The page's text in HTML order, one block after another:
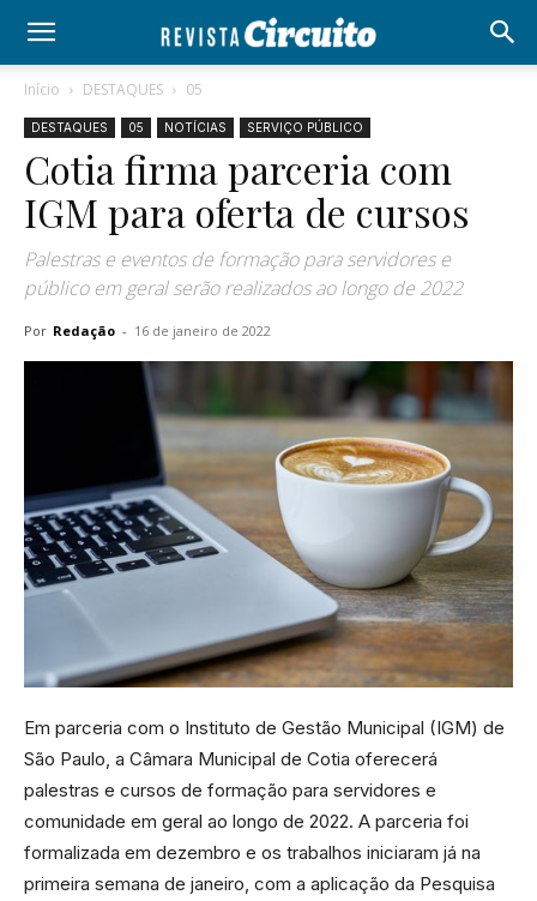
Início DESTAQUES 05
DESTAQUES 05 NOTÍCIAS SERVIÇO PÚBLICO
Cotia firma parceria com
IGM para oferta de cursos
Palestras e eventos de formação para servidores e
público em geral serão realizados ao longo de 2022
Por Redação - 16 de janeiro de 2022
Em parceria com o Instituto de Gestão Municipal (IGM) de
São Paulo, a Câmara Municipal de Cotia oferecerá
palestras e cursos de formação para servidores e
comunidade em geral ao longo de 2022. A parceria foi
formalizada em dezembro e os trabalhos iniciaram já na
primeira semana de janeiro, com a aplicação da Pesquisa